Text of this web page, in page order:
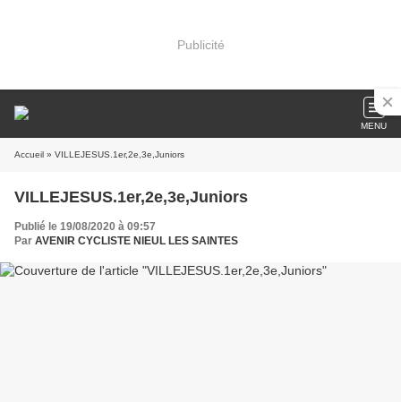
Publicité
MENU
Accueil » VILLEJESUS.1er,2e,3e,Juniors
VILLEJESUS.1er,2e,3e,Juniors
Publié le 19/08/2020 à 09:57
Par AVENIR CYCLISTE NIEUL LES SAINTES